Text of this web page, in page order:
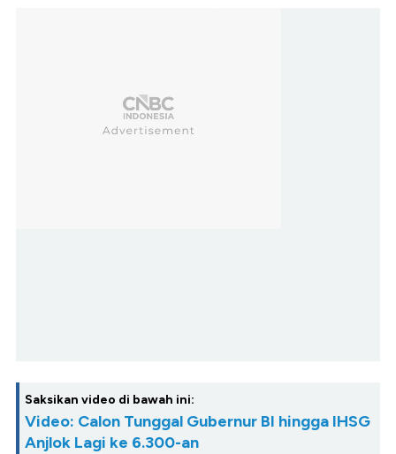
Saksikan video di bawah ini:
Video: Calon Tunggal Gubernur BI hingga IHSG
Anjlok Lagi ke 6.300-an